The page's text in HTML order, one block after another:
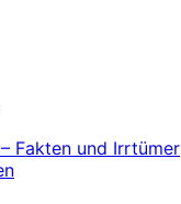
Fakten und Irrtümer